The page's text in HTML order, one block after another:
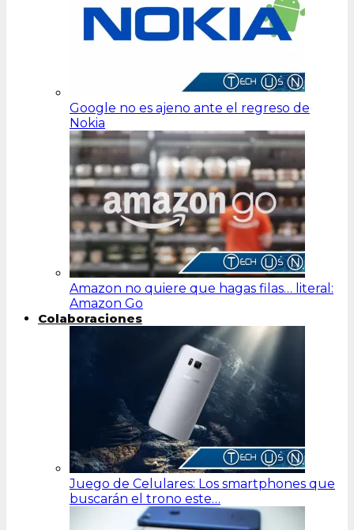
Google no es ajeno ante el regreso de
Nokia
Amazon no quiere que hagas filas… literal:
Amazon Go
Colaboraciones
Juego de Celulares: Los smartphones que
buscarán el trono este…